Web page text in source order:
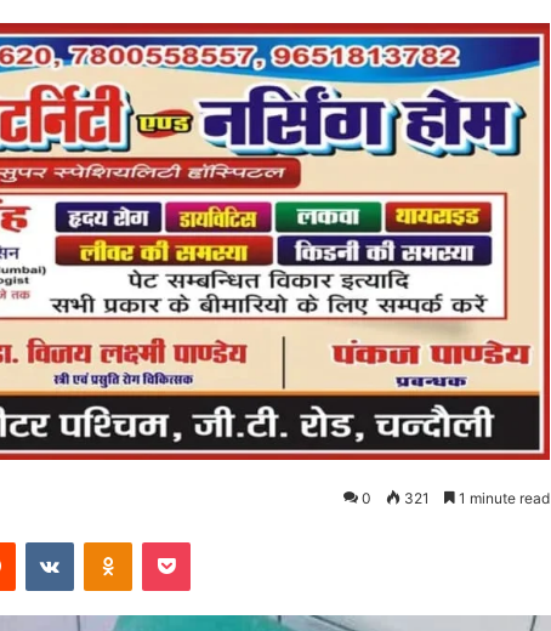
0 321 1 minute read
Reddit VKontakteOdnoklassniki
Pocket